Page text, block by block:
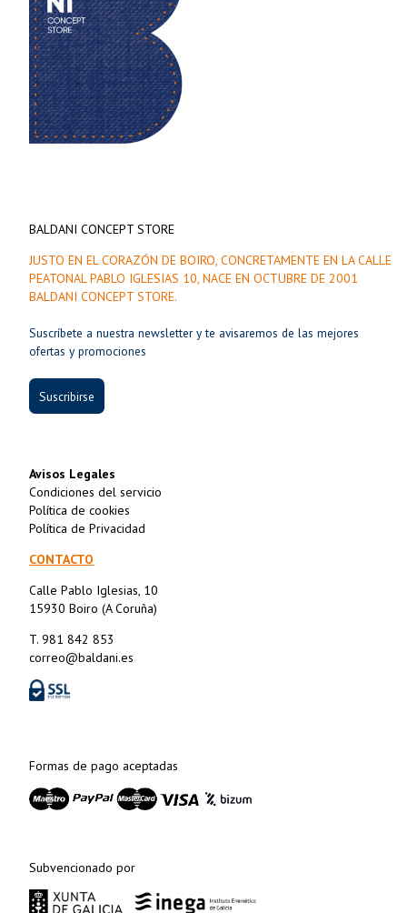
BALDANI CONCEPT STORE
JUSTO EN EL CORAZÓN DE BOIRO, CONCRETAMENTE EN LA CALLE
PEATONAL PABLO IGLESIAS 10, NACE EN OCTUBRE DE 2001
BALDANI CONCEPT STORE.
Suscríbete a nuestra newsletter y te avisaremos de las mejores
ofertas y promociones
Suscribirse
Avisos Legales
Condiciones del servicio
Política de cookies
Política de Privacidad
CONTACTO
Calle Pablo Iglesias, 10
15930 Boiro (A Coruña)
T. 981 842 853
correo@baldani.es
Formas de pago aceptadas
Subvencionado por